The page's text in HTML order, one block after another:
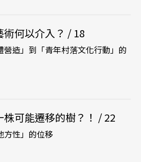
何以介入？ / 18
造」到「青年村落文化行動」的
可能遷移的樹？！ / 22
方性」的位移